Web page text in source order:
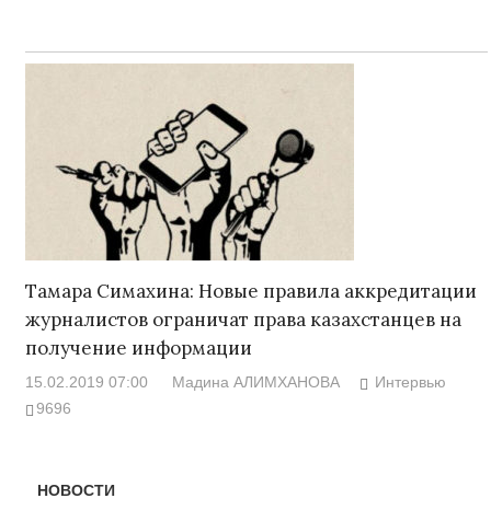
Тамара Симахина: Новые правила аккредитации
журналистов ограничат права казахстанцев на
получение информации
15.02.2019 07:00 Мадина АЛИМХАНОВА
Интервью
9696
НОВОСТИ